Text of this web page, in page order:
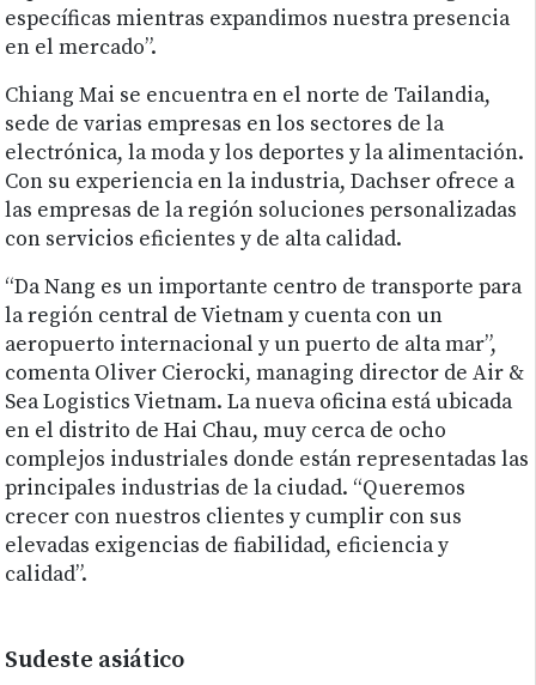
específicas mientras expandimos nuestra presencia
en el mercado”.
Chiang Mai se encuentra en el norte de Tailandia,
sede de varias empresas en los sectores de la
electrónica, la moda y los deportes y la alimentación.
Con su experiencia en la industria, Dachser ofrece a
las empresas de la región soluciones personalizadas
con servicios eficientes y de alta calidad.
“Da Nang es un importante centro de transporte para
la región central de Vietnam y cuenta con un
aeropuerto internacional y un puerto de alta mar”,
comenta Oliver Cierocki, managing director de Air &
Sea Logistics Vietnam. La nueva oficina está ubicada
en el distrito de Hai Chau, muy cerca de ocho
complejos industriales donde están representadas las
principales industrias de la ciudad. “Queremos
crecer con nuestros clientes y cumplir con sus
elevadas exigencias de fiabilidad, eficiencia y
calidad”.
Sudeste asiático